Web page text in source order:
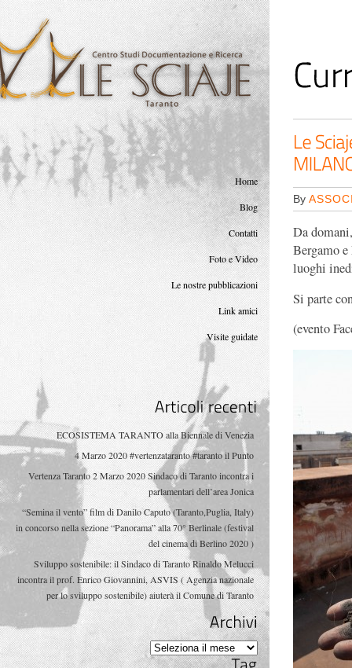
Home
Blog
Contatti
Foto e Video
Le nostre pubblicazioni
Link amici
Visite guidate
ECOSISTEMA TARANTO alla Biennale di Venezia
4 Marzo 2020 #vertenzataranto #taranto il Punto
Vertenza Taranto 2 Marzo 2020 Sindaco di Taranto incontra i
parlamentari dell’area Jonica
“Semina il vento” film di Danilo Caputo (Taranto,Puglia, Italy)
in concorso nella sezione “Panorama” alla 70° Berlinale (festival
del cinema di Berlino 2020 )
Sviluppo sostenibile: il Sindaco di Taranto Rinaldo Melucci
incontra il prof. Enrico Giovannini, ASVIS ( Agenzia nazionale
per lo sviluppo sostenibile) aiuterà il Comune di Taranto
Archivi
<
By
Da
Bergamo
luoghi
Si parte
(evento